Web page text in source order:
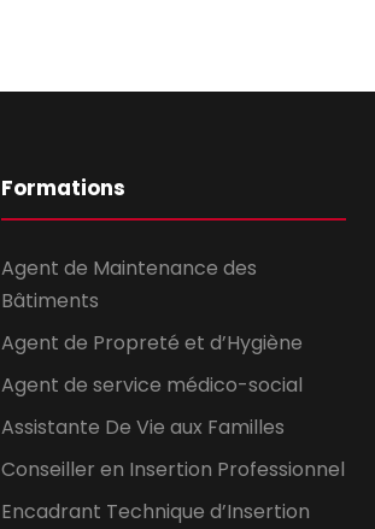
Formations
Agent de Maintenance des
Bâtiments
Agent de Propreté et d’Hygiène
Agent de service médico-social
Assistante De Vie aux Familles
Conseiller en Insertion Professionnel
Encadrant Technique d’Insertion